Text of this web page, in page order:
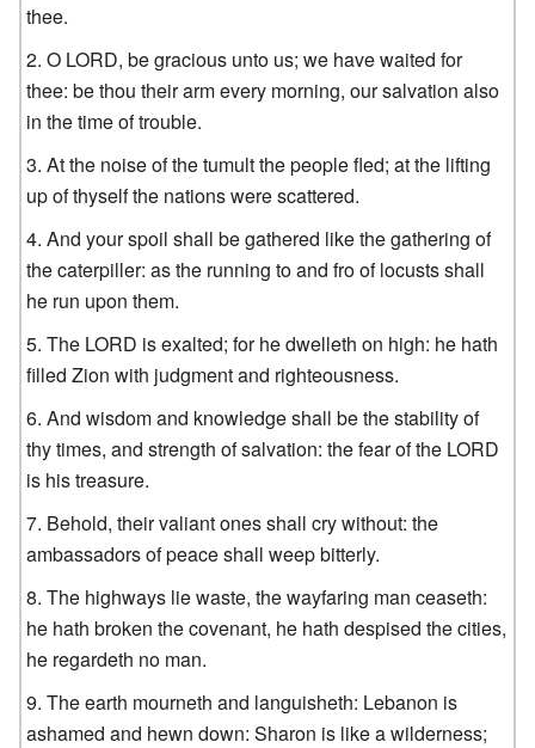
thee.
O LORD, be gracious unto us; we have waited for
thee: be thou their arm every morning, our salvation also
in the time of trouble.
At the noise of the tumult the people fled; at the lifting
up of thyself the nations were scattered.
And your spoil shall be gathered like the gathering of
the caterpiller: as the running to and fro of locusts shall
he run upon them.
The LORD is exalted; for he dwelleth on high: he hath
filled Zion with judgment and righteousness.
And wisdom and knowledge shall be the stability of
thy times, and strength of salvation: the fear of the LORD
is his treasure.
Behold, their valiant ones shall cry without: the
ambassadors of peace shall weep bitterly.
The highways lie waste, the wayfaring man ceaseth:
he hath broken the covenant, he hath despised the cities,
he regardeth no man.
The earth mourneth and languisheth: Lebanon is
ashamed and hewn down: Sharon is like a wilderness;